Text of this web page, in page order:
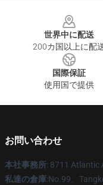
世界中に配送
200カ国以上に配
国際保証
使用国で提供
お問い合わせ
本社事務所: 8711 Atlantic
私達の倉庫:No.99、